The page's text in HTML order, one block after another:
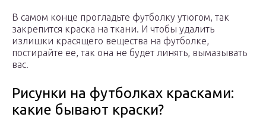
В самом конце прогладьте футболку утюгом, так
закрепится краска на ткани. И чтобы удалить
излишки красящего вещества на футболке,
постирайте ее, так она не будет линять, вымазывать
вас.
Рисунки на футболках красками:
какие бывают краски?